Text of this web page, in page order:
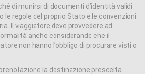
di munirsi di documenti d’identità validi
le regole del proprio Stato e le convenzioni
Il viaggiatore deve provvedere ad
anche considerando che il
non hanno l’obbligo di procurare visti o
la destinazione prescelta